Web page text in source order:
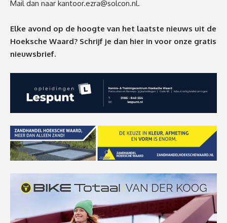
Mail dan naar kantoor.ezra@solcon.nl.
Elke avond op de hoogte van het laatste nieuws uit de
Hoeksche Waard? Schrijf je dan hier in voor onze gratis
nieuwsbrief.